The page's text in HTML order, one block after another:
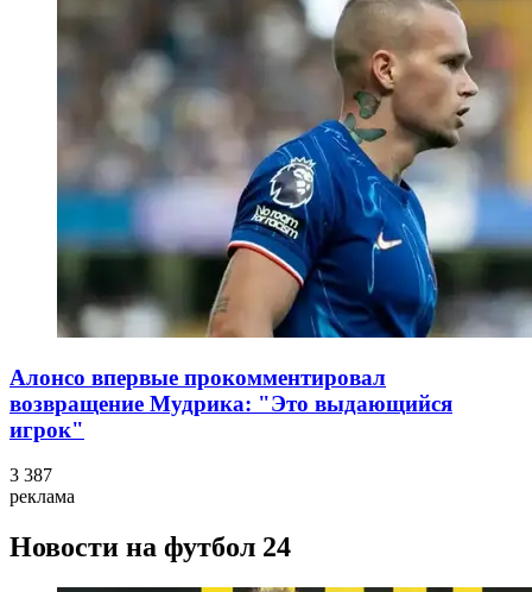
Алонсо впервые прокомментировал
возвращение Мудрика: "Это выдающийся
игрок"
3 387
реклама
Новости на футбол 24